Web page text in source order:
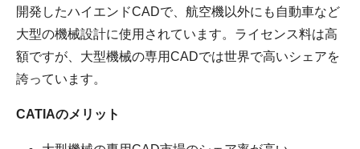
開発したハイエンドCADで、航空機以外にも自動車など
大型の機械設計に使用されています。ライセンス料は高
額ですが、大型機械の専用CADでは世界で高いシェアを
誇っています。
CATIAのメリット